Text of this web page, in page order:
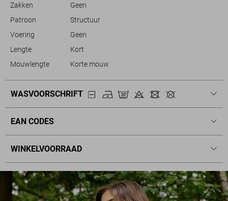
Zakken
Geen
Patroon
Structuur
Voering
Geen
Lengte
Kort
Mouwlengte
Korte mouw
WASVOORSCHRIFT
EAN CODES
WINKELVOORRAAD